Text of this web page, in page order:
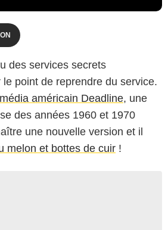
des services secrets
point de reprendre du service.
américain Deadline, une
des années 1960 et 1970
une nouvelle version et il
melon et bottes de cuir !